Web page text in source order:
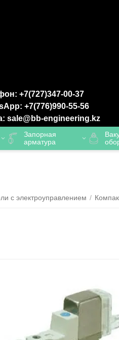
+7(727)347-00-37
+7(776)990-55-56
sale@bb-engineering.kz
Запорная
арматура
с электроуправлением /